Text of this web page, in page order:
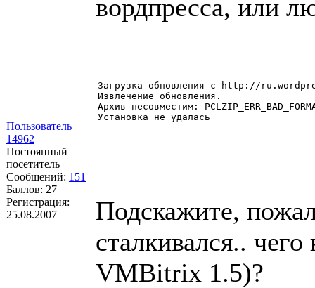
Пользователь
14962
Постоянный
посетитель
Сообщений: 151
Баллов: 27
Регистрация:
25.08.2007
вордпресса, или
Загрузка обновления с http://
Извлечение обновления.
Архив несовместим:
Установка не удалась
Подскажите,
сталкивался..
VMBitrix 1.5)?